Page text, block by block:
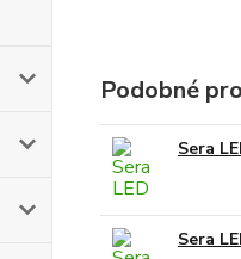
Podobné
Sera
Sera